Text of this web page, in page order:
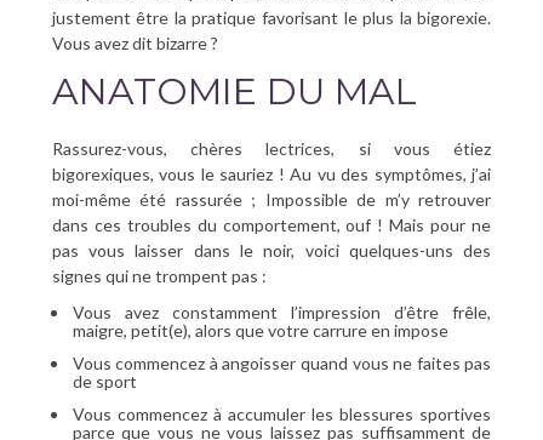
justement être la pratique favorisant le plus la bigorexie.
Vous avez dit bizarre ?
ANATOMIE DU MAL
Rassurez-vous, chères lectrices, si vous étiez
bigorexiques, vous le sauriez ! Au vu des symptômes, j’ai
moi-même été rassurée ; Impossible de m’y retrouver
dans ces troubles du comportement, ouf ! Mais pour ne
pas vous laisser dans le noir, voici quelques-uns des
signes qui ne trompent pas :
Vous avez constamment l’impression d’être frêle,
maigre, petit(e), alors que votre carrure en impose
Vous commencez à angoisser quand vous ne faites pas
de sport
Vous commencez à accumuler les blessures sportives
parce que vous ne vous laissez pas suffisamment de